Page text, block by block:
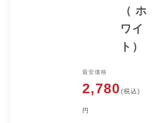
（ ホ
ワイ
ト）
最安価格
2,780 (税込)
円